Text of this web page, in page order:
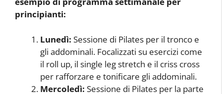
principianti:
Lunedì: Sessione di Pilates per il tronco e
gli addominali. Focalizzati su esercizi come
il roll up, il single leg stretch e il criss cross
per rafforzare e tonificare gli addominali.
Mercoledì: Sessione di Pilates per la parte